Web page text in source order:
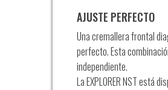
AJUSTE PERFECTO
Una cremallera frontal
perfecto. Esta
independiente.
La EXPLORER NST está